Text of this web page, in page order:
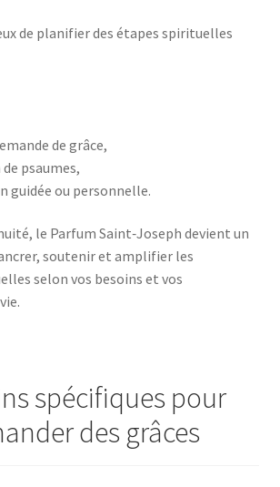
de planifier des étapes spirituelles
de grâce,
psaumes,
guidée ou personnelle.
le Parfum Saint‑Joseph devient un
soutenir et amplifier les
selon vos besoins et vos
spécifiques pour
des grâces